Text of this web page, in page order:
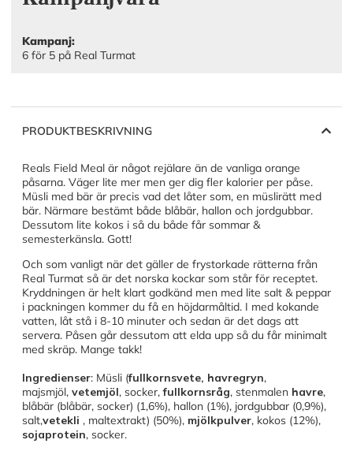
Kampanj:
6 för 5 på Real Turmat
PRODUKTBESKRIVNING
Reals Field Meal är något rejälare än de vanliga orange
påsarna. Väger lite mer men ger dig fler kalorier per påse.
Müsli med bär är precis vad det låter som, en müslirätt med
bär. Närmare bestämt både blåbär, hallon och jordgubbar.
Dessutom lite kokos i så du både får sommar &
semesterkänsla. Gott!
Och som vanligt när det gäller de frystorkade rätterna från
Real Turmat så är det norska kockar som står för receptet.
Kryddningen är helt klart godkänd men med lite salt & peppar
i packningen kommer du få en höjdarmåltid. I med kokande
vatten, låt stå i 8-10 minuter och sedan är det dags att
servera. Påsen går dessutom att elda upp så du får minimalt
med skräp. Mange takk!
Ingredienser: Müsli (fullkornsvete, havregryn,
majsmjöl, vetemjöl, socker,fullkornsråg, stenmalen havre,
blåbär (blåbär, socker) (1,6%), hallon (1%), jordgubbar (0,9%),
salt,vetekli , maltextrakt) (50%), mjölkpulver, kokos (12%),
sojaprotein, socker.